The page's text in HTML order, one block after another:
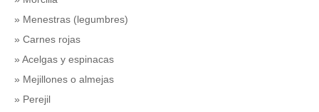
Menestras (legumbres)
Carnes rojas
Acelgas y espinacas
Mejillones o almejas
Perejil